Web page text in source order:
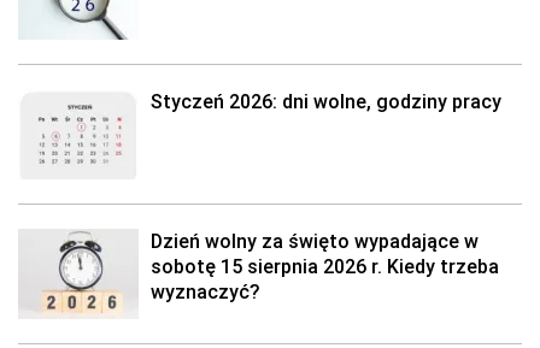
Styczeń 2026: dni wolne, godziny pracy
Dzień wolny za święto wypadające w
sobotę 15 sierpnia 2026 r. Kiedy trzeba
wyznaczyć?